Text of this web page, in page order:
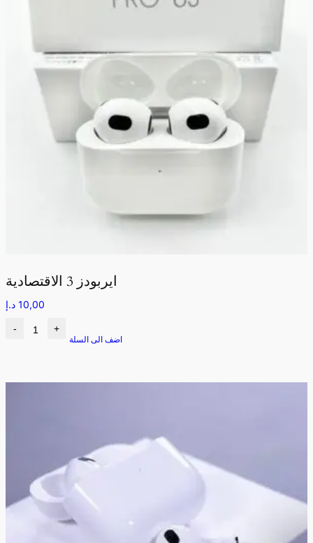
ايربودز 3 الاقتصادية
10,00 د.إ
- +
اضف الى السلة